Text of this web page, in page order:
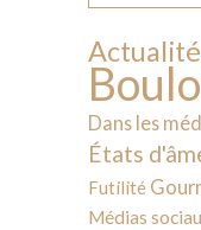
Actualité
Dans les
États
Futilité
Médias